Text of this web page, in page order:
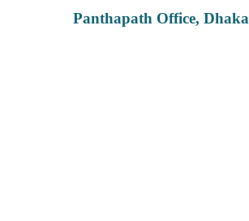
Panthapath Office, Dhaka